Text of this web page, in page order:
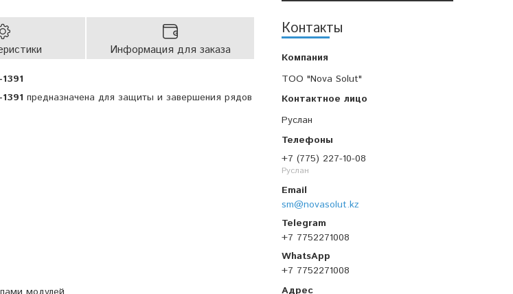
Контакты
TOO "Nova Solut"
Руслан
+7 (775) 227-10-08
Руслан
sm@novasolut.kz
+7 7752271008
+7 7752271008
Информация для заказа
предназначена для защиты и завершения рядов